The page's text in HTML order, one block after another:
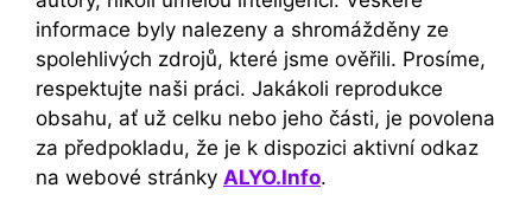
informace byly nalezeny a shromážděny ze
spolehlivých zdrojů, které jsme ověřili. Prosíme,
respektujte naši práci. Jakákoli reprodukce
obsahu, ať už celku nebo jeho části, je povolena
za předpokladu, že je k dispozici aktivní odkaz
na webové stránky ALYO.Info.